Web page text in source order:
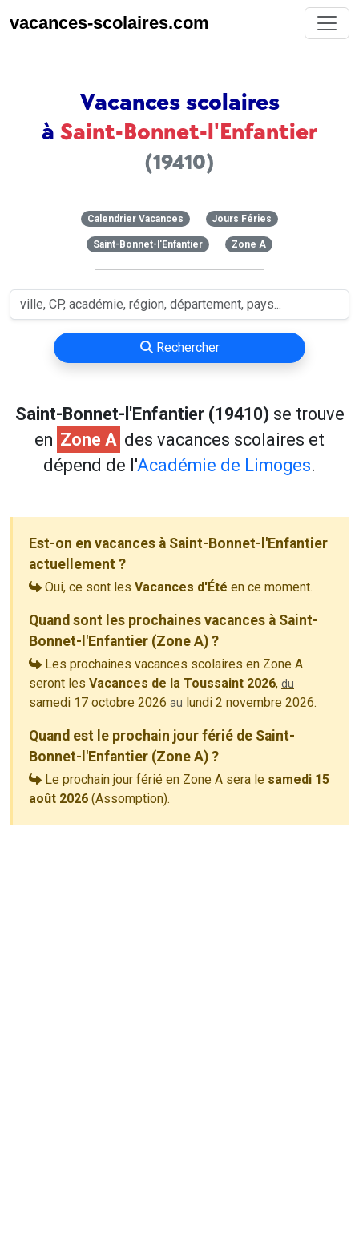
vacances-scolaires.com
Vacances scolaires
à Saint-Bonnet-l'Enfantier
(19410)
Calendrier Vacances Jours Féries
Saint-Bonnet-l'Enfantier Zone A
Rechercher
Saint-Bonnet-l'Enfantier (19410) se trouve
en Zone A des vacances scolaires et
dépend de l'Académie de Limoges.
Est-on en vacances à Saint-Bonnet-l'Enfantier
actuellement ?
Oui, ce sont les Vacances d'Été en ce moment.
Quand sont les prochaines vacances à Saint-
Bonnet-l'Enfantier (Zone A) ?
Les prochaines vacances scolaires en Zone A
seront les Vacances de la Toussaint 2026, du
samedi 17 octobre 2026 au lundi 2 novembre 2026.
Quand est le prochain jour férié de Saint-
Bonnet-l'Enfantier (Zone A) ?
Le prochain jour férié en Zone A sera le samedi 15
août 2026 (Assomption).